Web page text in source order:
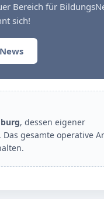
Bereich für
sich!
, dessen eigener
gesamte operative